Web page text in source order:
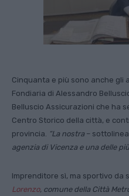
Cinquanta e più sono anche gli
Fondiaria di Alessandro
Belluscio Assicurazioni che ha
Centro Storico della città, e
provincia. “La nostra –
agenzia di Vicenza e una delle
Imprenditore sì, ma sportivo da
Lorenzo, comune della Città